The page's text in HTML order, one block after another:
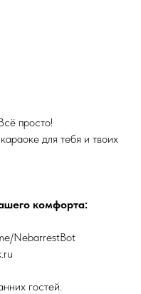
просто!
для тебя и твоих
комфорта:
NebarrestBot
гостей.